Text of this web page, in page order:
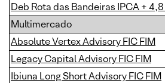
Deb Rota das Bandeiras IPCA +
Multimercado
Absolute Vertex Advisory FIC FIM
Legacy Capital Advisory FIC FIM
Ibiuna Long Short Advisory FIC FIM